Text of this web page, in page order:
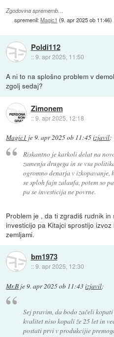
Zgodovina sprememb…
spremenil:Magic1 (9. apr 2025 ob 11:46)
Poldi112
::9. apr 2025, 11:50
A ni to na splošno problem v
zgolj sedaj?
Zimonem
::9. apr 2025, 12:18
Magic1 je9. apr 2025 ob 11:45izjavil:
Riskantno je karkoli delat na
zamenja drugega in se vsa
ogromno denarja v
se sploh fajn zalaufa, potem so
pa se investicija ne povrne.
Problem je , da ti zgradiš rudnik
investicijo pa Kitajci sprostijo
zemljami.
bm1973
::9. apr 2025, 12:30
Mr.B je9. apr 2025 ob 11:43izjavil:
Sej pravim, da bodo začeli
kvalitet niso kopali že 25 let in
postati prvi v produkcijie